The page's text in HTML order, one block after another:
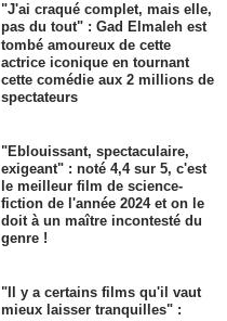
"J'ai craqué complet, mais elle,
pas du tout" : Gad Elmaleh est
tombé amoureux de cette
actrice iconique en tournant
cette comédie aux 2 millions de
spectateurs
"Eblouissant, spectaculaire,
exigeant" : noté 4,4 sur 5, c'est
le meilleur film de science-
fiction de l'année 2024 et on le
doit à un maître incontesté du
genre !
"Il y a certains films qu'il vaut
mieux laisser tranquilles" :